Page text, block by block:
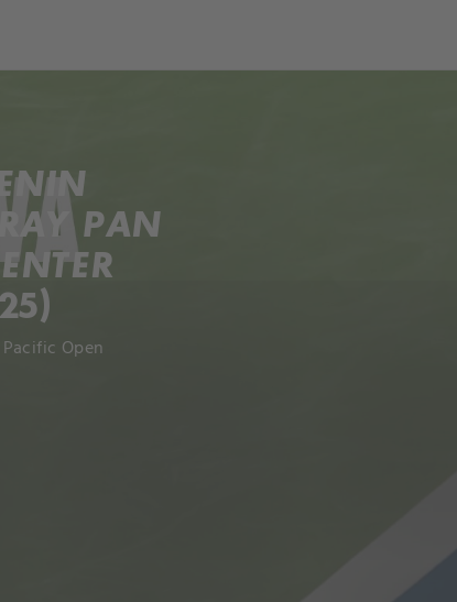
PAN
Open